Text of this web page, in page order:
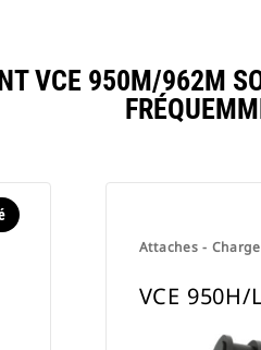
VCE 950M/962M
Attaches -
VCE 950H/L